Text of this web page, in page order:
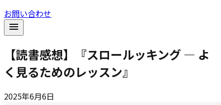
お問い合わせ
【読書感想】『スロールッキング ― よ
く見るためのレッスン』
2025年6月6日